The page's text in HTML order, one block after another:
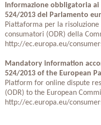
Informazione obbligatoria ai
524/2013 del Parlamento
Piattaforma per la
consumatori (ODR) della
http://ec.europa.eu/
Mandatory information
524/2013 of the European
Platform for online dispute
(ODR) to the European
http://ec.europa.eu/